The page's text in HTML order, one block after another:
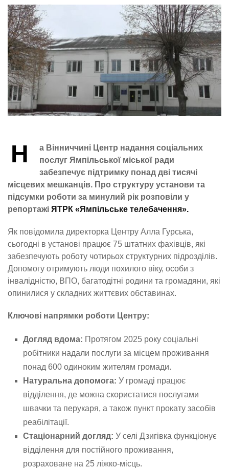
Н
а Вінниччині Центр надання соціальних
послуг Ямпільської міської ради
забезпечує підтримку понад дві тисячі
місцевих мешканців. Про структуру установи та
підсумки роботи за минулий рік розповіли у
репортажі ЯТРК «Ямпільське телебачення».
Як повідомила директорка Центру Алла Гурська,
сьогодні в установі працює 75 штатних фахівців, які
забезпечують роботу чотирьох структурних підрозділів.
Допомогу отримують люди похилого віку, особи з
інвалідністю, ВПО, багатодітні родини та громадяни, які
опинилися у складних життєвих обставинах.
Ключові напрямки роботи Центру:
Догляд вдома: Протягом 2025 року соціальні
робітники надали послуги за місцем проживання
понад 600 одиноким жителям громади.
Натуральна допомога: У громаді працює
відділення, де можна скористатися послугами
швачки та перукаря, а також пункт прокату засобів
реабілітації.
Стаціонарний догляд: У селі Дзигівка функціонує
відділення для постійного проживання,
розраховане на 25 ліжко-місць.